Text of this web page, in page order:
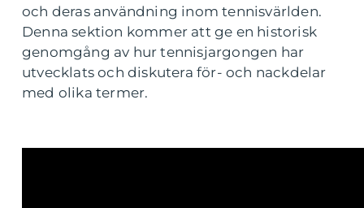
och deras användning inom tennisvärlden.
Denna sektion kommer att ge en historisk
genomgång av hur tennisjargongen har
utvecklats och diskutera för- och nackdelar
med olika termer.